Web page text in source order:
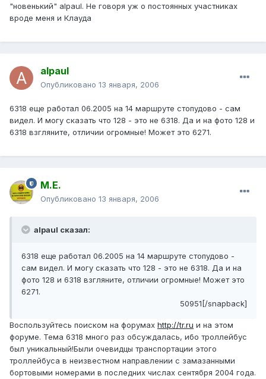
"новенький" alpaul. Не говоря уж о постоянных участниках
вроде меня и Клауда
alpaul
Опубликовано 13 января, 2006
6318 еще работал 06.2005 на 14 маршруте стопудово - сам
видел. И могу сказать что 128 - это не 6318. Да и на фото 128 и
6318 взгляните, отличии огромные! Может это 6271.
М.Е.
Опубликовано 13 января, 2006
alpaul сказал:
6318 еще работал 06.2005 на 14 маршруте стопудово -
сам видел. И могу сказать что 128 - это не 6318. Да и на
фото 128 и 6318 взгляните, отличии огромные! Может это
6271.
50951[/snapback]
Воспользуйтесь поиском на форумах http://tr.ru и на этом
форуме. Тема 6318 много раз обсуждалась, ибо троллейбус
был уникальный!Были очевидцы транспортации этого
троллейбуса в неизвестном направлении с замазанными
бортовыми номерами в последних числах сентября 2004 года.